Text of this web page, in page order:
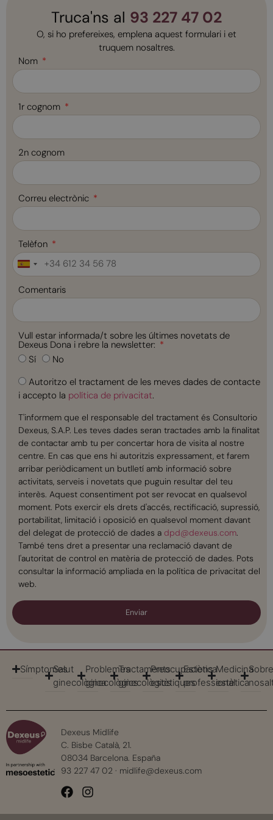
Truca'ns al 93 227 47 02
O, si ho prefereixes, emplena aquest formulari i et
truquem nosaltres.
Nom
1r cognom
2n cognom
Correu electrònic
Telèfon
Spain
Comentaris
Vull estar informada/t sobre les últimes novetats de
Dexeus Dona i rebre la newsletter:
Sí
No
Autoritzo el tractament de les meves dades de contacte
i accepto la política de privacitat.
T'informem que el responsable del tractament és Consultorio
Dexeus, S.A.P. Les teves dades seran tractades amb la finalitat
de contactar amb tu per concertar hora de visita al nostre
centre. En cas que ens hi autoritzis expressament, et farem
arribar periòdicament un butlletí amb informació sobre
activitats, serveis i novetats que puguin resultar del teu
interès. Aquest consentiment pot ser revocat en qualsevol
moment. Pots exercir els drets d'accés, rectificació, supressió,
portabilitat, limitació i oposició en qualsevol moment davant
del delegat de protecció de dades a dpd@dexeus.com.
També tens dret a presentar una reclamació davant de
l'autoritat de control en matèria de protecció de dades. Pots
consultar la informació ampliada en la política de privacitat del
web.
Enviar
Símptomes
Salut
ginecològica
Problemes
ginecològics
Tractaments
ginecològics
Preocupacions
estètiques
Estètica
professional
Medicina
estètica
Sobre
Dexeus Midlife
C. Bisbe Català, 21.
08034 Barcelona. España
93 227 47 02 · midlife@dexeus.com